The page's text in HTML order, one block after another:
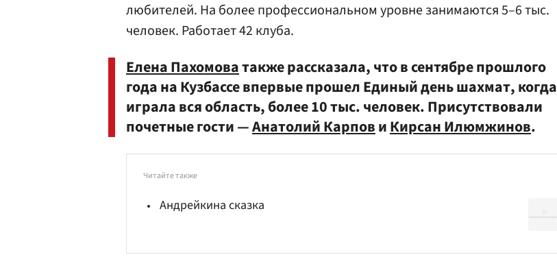
любителей. На более профессиональном уровне занимаются 5–6 тыс.
человек. Работает 42 клуба.
Елена Пахомоватакже рассказала, что в сентябре прошлого
года на Кузбассе впервые прошел Единый день шахмат, когда
играла вся область, более 10 тыс. человек. Присутствовали
почетные гости —Анатолий КарповиКирсан Илюмжинов.
Читайте также
Андрейкина сказка